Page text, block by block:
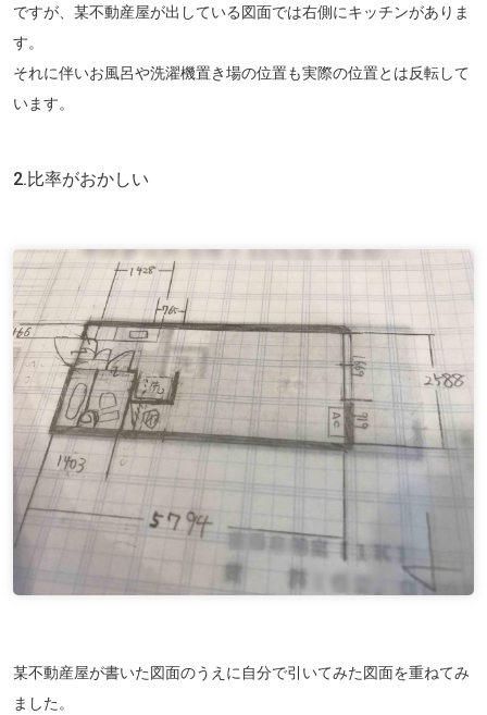
ですが、某不動産屋が出している図面では右側にキッチンがありま
す。
それに伴いお風呂や洗濯機置き場の位置も実際の位置とは反転して
います。
2.比率がおかしい
某不動産屋が書いた図面のうえに自分で引いてみた図面を重ねてみ
ました。